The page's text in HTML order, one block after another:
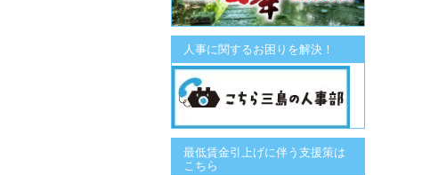
人事に関するお困りを解決！
最低賃金引上げに伴う支援策は
こちら